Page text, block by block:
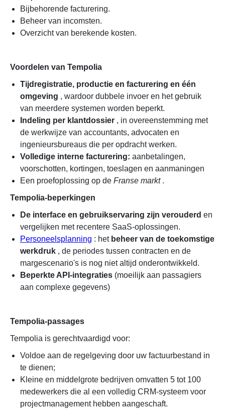
Bijbehorende facturering.
Beheer van incomsten.
Overzicht van berekende kosten.
Voordelen van Tempolia
Tijdregistratie, productie en facturering en één
omgeving , wardoor dubbele invoer en het gebruik
van meerdere systemen worden beperkt.
Indeling per klantdossier , in overeenstemming met
de werkwijze van accountants, advocaten en
ingenieursbureaus die per opdracht werken.
Volledige interne facturering: aanbetalingen,
voorschotten, kortingen, toeslagen en aanmaningen
Een proefoplossing op de Franse markt.
Tempolia-beperkingen
De interface en gebruikservaring zijn verouderd en
vergelijken met recentere SaaS-oplossingen.
Personeelsplanning : het beheer van de toekomstige
werkdruk , de periodes tussen contracten en de
margescenario's is nog niet altijd onderontwikkeld.
Beperkte API-integraties (moeilijk aan passagiers
aan complexe gegevens)
Tempolia-passages
Tempolia is gerechtvaardigd voor:
Voldoe aan de regelgeving door uw factuurbestand in
te dienen;
Kleine en middelgrote bedrijven omvatten 5 tot 100
medewerkers die al een volledig CRM-systeem voor
projectmanagement hebben aangeschaft.